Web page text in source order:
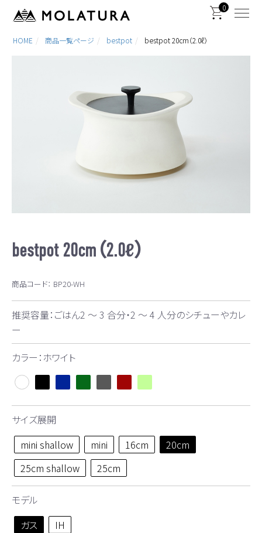
0
HOME 商品一覧ページ bestpot bestpot 20cm（2.0ℓ）
bestpot 20cm（2.0ℓ）
商品コード： BP20-WH
推奨容量：ごはん2 ～ 3 合分・2 ～ 4 人分のシチューやカレ
ー
カラー：ホワイト
サイズ展開
mini shallow
mini 16cm
20cm
25cm shallow
25cm
モデル
ガス
IH